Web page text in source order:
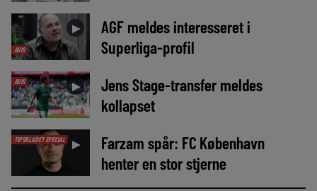
AVIS
►
AGF meldes interesseret i
Superliga-profil
AVIS ►
Jens Stage-transfer meldes
kollapset
TIPSBLADET SPECIAL ►
Farzam spår: FC København
henter en stor stjerne